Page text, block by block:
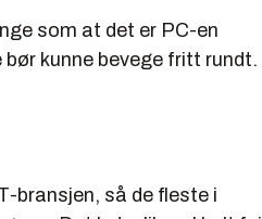
som at det er PC-en
bør kunne bevege fritt rundt.
bransjen, så de fleste i